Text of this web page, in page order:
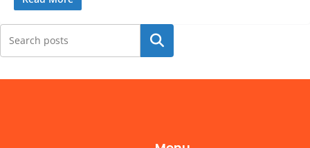
Rechercher